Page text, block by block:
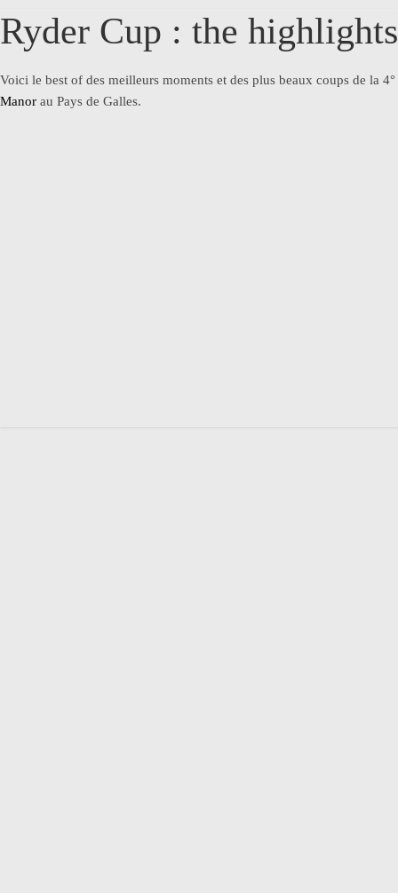
Ryder Cup : the highlights
Voici le best of des meilleurs moments et des plus beaux coups de la
Manor au Pays de Galles.